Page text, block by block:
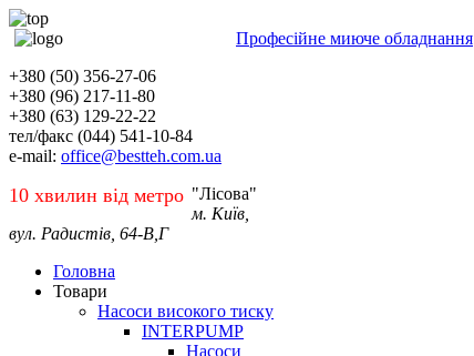
Професійне миюче обладнання
+380 (50) 356-27-06
+380 (96) 217-11-80
+380 (63) 129-22-22
тел/факс (044) 541-10-84
e-mail: office@bestteh.com.ua
10 хвилин від метро "Лісова"
м. Київ,
вул. Радистів, 64-В,Г
Головна
Товари
Насоси високого тиску
INTERPUMP
Насоси